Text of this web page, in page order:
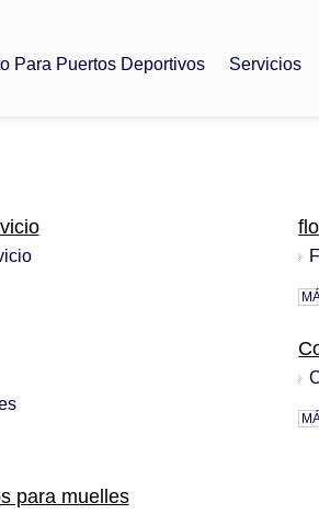
Para Puertos Deportivos Servicios
para muelles